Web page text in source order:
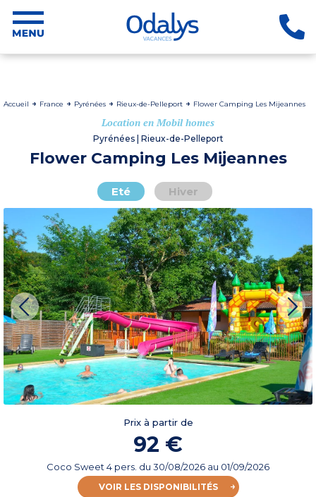
Accueil France Pyrénées Rieux-de-Pelleport Flower Camping Les Mijeannes
Location en Mobil homes
Pyrénées | Rieux-de-Pelleport
Flower Camping Les Mijeannes
Eté Hiver
Prix à partir de
92 €
Coco Sweet 4 pers. du 30/08/2026 au 01/09/2026
VOIR LES DISPONIBILITÉS